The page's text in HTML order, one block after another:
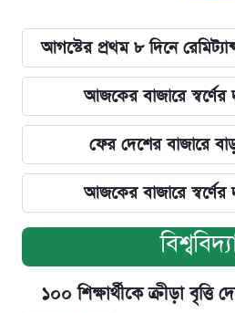
আগস্টের প্রথম ৮ দিনে
আজকের বাজারে
ফের দেশের বাজারে
আজকের বাজারে
১০০ শিক্ষার্থীকে ক্রীড়া বৃত্তি